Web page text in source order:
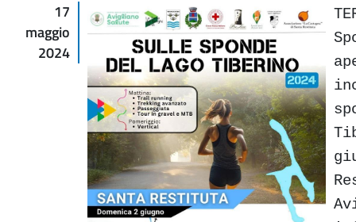
17
maggio
2024